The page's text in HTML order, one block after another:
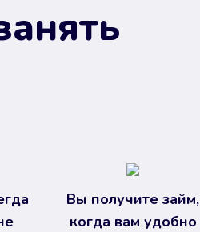
Вы получите займ,
когда вам удобно